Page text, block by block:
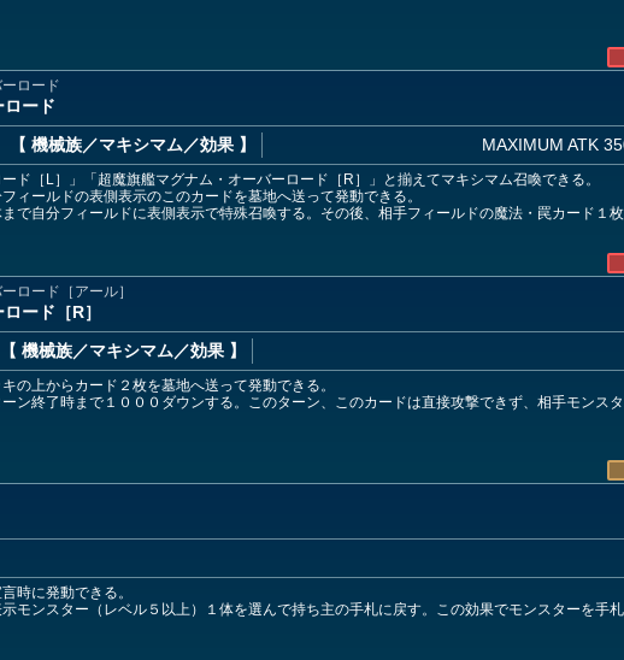
ロード
ロード
【 機械族／マキシマム／効果 】 MAXIMUM ATK
ド［L］」「超魔旗艦マグナム・オーバーロード［R］」と揃えてマキシマム召喚できる。
ィールドの表側表示のこのカードを墓地へ送って発動できる。
で自分フィールドに表側表示で特殊召喚する。その後、相手フィールドの魔法・罠カード１枚
ロード［アール］
ード［R］
【 機械族／マキシマム／効果 】
の上からカード２枚を墓地へ送って発動できる。
ーン終了時まで１０００ダウンする。このターン、このカードは直接攻撃できず、相手モンス
時に発動できる。
示モンスター（レベル５以上）１体を選んで持ち主の手札に戻す。この効果でモンスターを手